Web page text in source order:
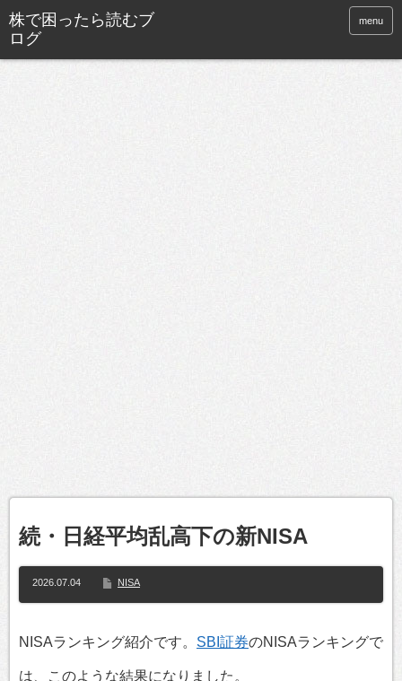
株で困ったら読むブ
ログ
menu
続・日経平均乱高下の新NISA
2026.07.04 NISA
NISAランキング紹介です。 SBI証券のNISAランキングで
は、このような結果になりました。